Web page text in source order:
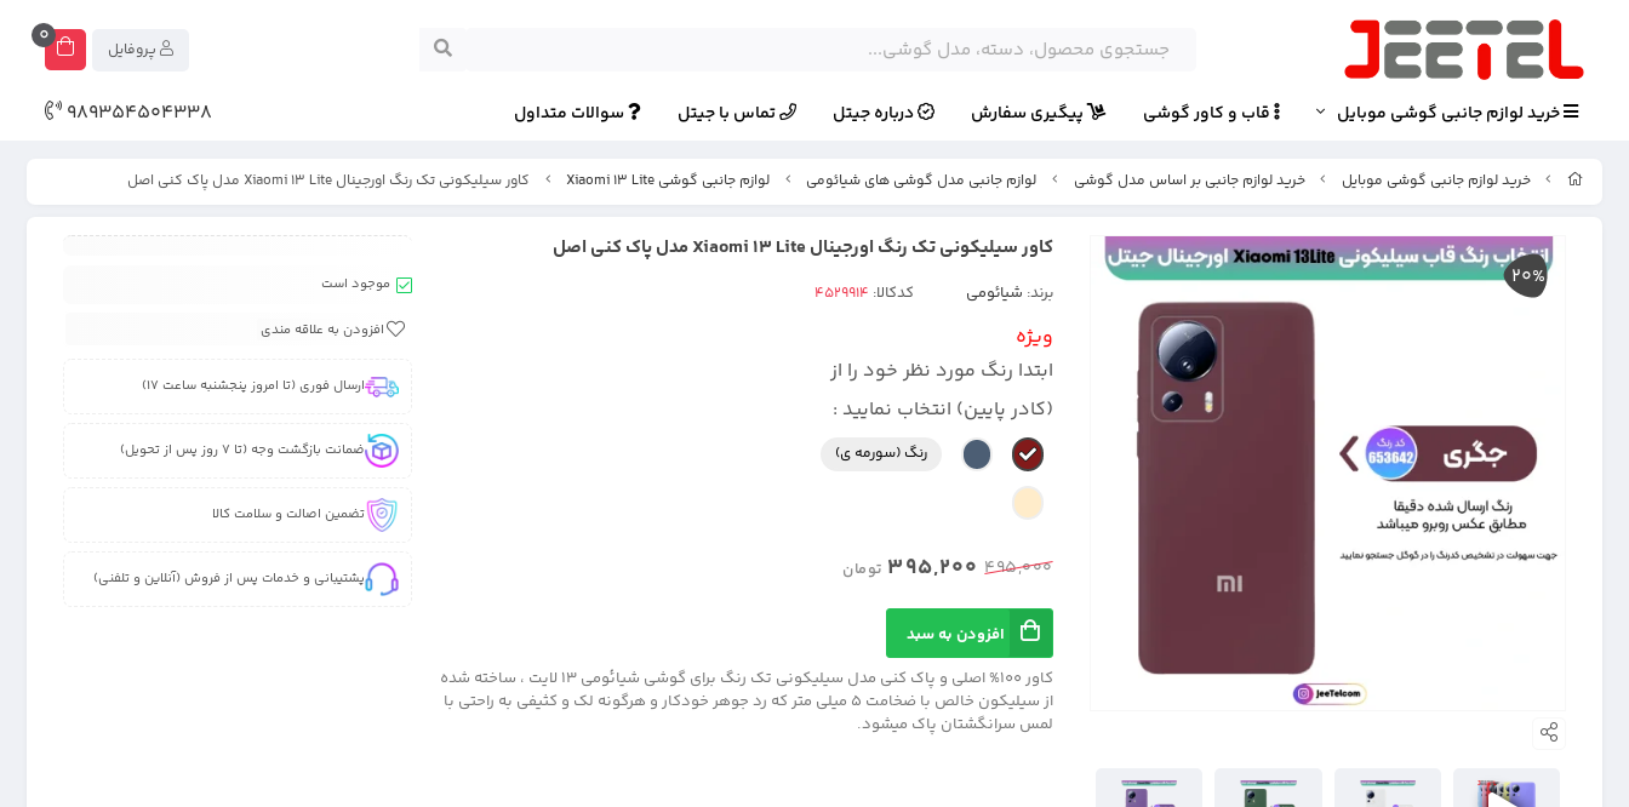
0
خرید لوازم جانبی گوشی موبایل قاب و کاور گوشی پیگیری سفارش درباره جیتل تماس با جیتل سوالات متداول 989354504338
خرید لوازم جانبی گوشی موبایل خرید لوازم جانبی بر اساس مدل گوشی لوازم جانبی مدل گوشی های شیائومی لوازم جانبی گوشی Xiaomi 13 Lite کاور سیلیکونی تک رنگ اورجینال Xiaomi 13 Lite مدل پاک کنی اصل
20%
کاور سیلیکونی تک رنگ اورجینال Xiaomi 13 Lite مدل پاک کنی اصل
برند: شیائومی کدکالا:
ویژه
ابتدا رنگ مورد نظر خود را از
(کادر پایین) انتخاب نمایید :
رنگ (سورمه ی)
495,000
395,200 تومان
افزودن به سبد
کاور 100% اصلی و پاک کنی مدل سیلیکونی تک رنگ برای گوشی شیائومی 13 لایت ، ساخته شده
از سیلیکون خالص با ضخامت 5 میلی متر که رد جوهر خودکار و هرگونه لک و کثیفی به راحتی با
لمس سرانگشتان پاک میشود.
موجود است
افزودن به علاقه مندی
ارسال فوری (تا امروز پنجشنبه ساعت 17)
ضمانت بازگشت وجه (تا 7 روز پس از تحویل)
تضمین اصالت و سلامت کالا
پشتیبانی و خدمات پس از فروش (آنلاین و تلفنی)